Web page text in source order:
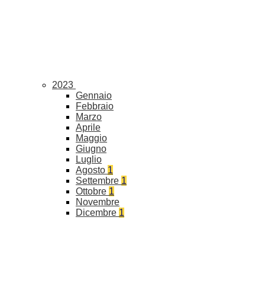
2023
Gennaio
Febbraio
Marzo
Aprile
Maggio
Giugno
Luglio
Agosto 1
Settembre 1
Ottobre 1
Novembre
Dicembre 1